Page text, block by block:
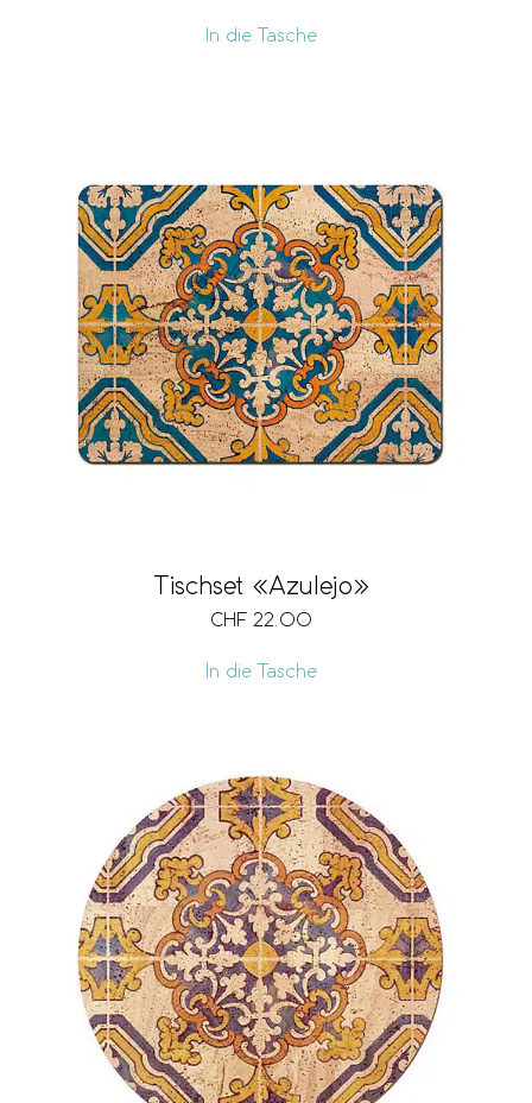
In die Tasche
Tischset «Azulejo»
CHF 22.00
In die Tasche